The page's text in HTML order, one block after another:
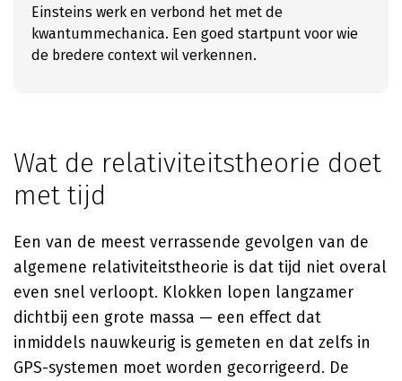
Einsteins werk en verbond het met de
kwantummechanica. Een goed startpunt voor wie
de bredere context wil verkennen.
Wat de relativiteitstheorie doet
met tijd
Een van de meest verrassende gevolgen van de
algemene relativiteitstheorie is dat tijd niet overal
even snel verloopt. Klokken lopen langzamer
dichtbij een grote massa — een effect dat
inmiddels nauwkeurig is gemeten en dat zelfs in
GPS-systemen moet worden gecorrigeerd. De